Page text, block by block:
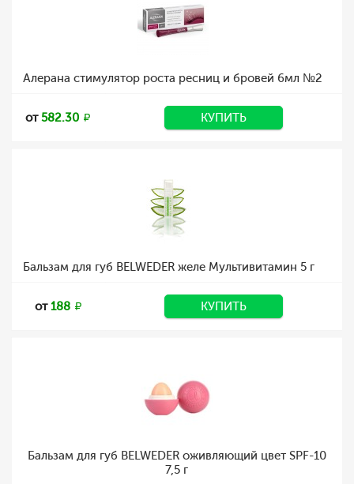
Алерана стимулятор роста ресниц и бровей 6мл №2
от582.30 КУПИТЬ
Бальзам для губ BELWEDER желе Мультивитамин 5 г
от188 КУПИТЬ
Бальзам для губ BELWEDER оживляющий цвет SPF-10
7,5 г